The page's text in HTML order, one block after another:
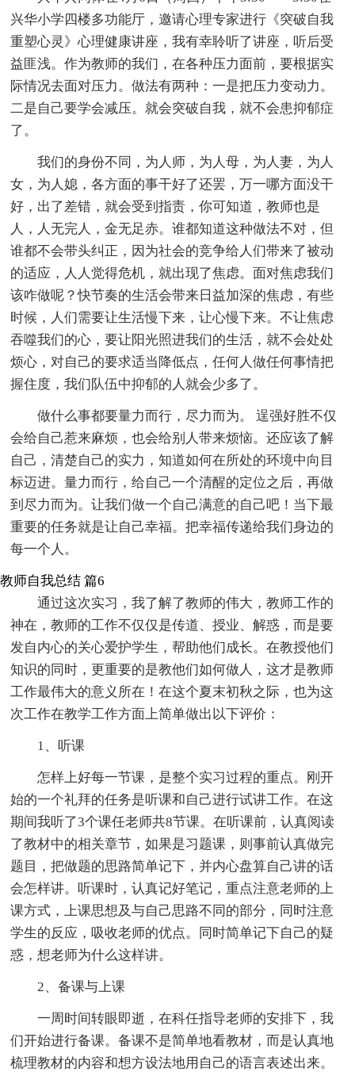
兴华小学四楼多功能厅，邀请心理专家进行《突破自我
重塑心灵》心理健康讲座，我有幸聆听了讲座，听后受
益匪浅。作为教师的我们，在各种压力面前，要根据实
际情况去面对压力。做法有两种：一是把压力变动力。
二是自己要学会减压。就会突破自我，就不会患抑郁症
了。
我们的身份不同，为人师，为人母，为人妻，为人
女，为人媳，各方面的事干好了还罢，万一哪方面没干
好，出了差错，就会受到指责，你可知道，教师也是
人，人无完人，金无足赤。谁都知道这种做法不对，但
谁都不会带头纠正，因为社会的竞争给人们带来了被动
的适应，人人觉得危机，就出现了焦虑。面对焦虑我们
该咋做呢？快节奏的生活会带来日益加深的焦虑，有些
时候，人们需要让生活慢下来，让心慢下来。不让焦虑
吞噬我们的心，要让阳光照进我们的生活，就不会处处
烦心，对自己的要求适当降低点，任何人做任何事情把
握住度，我们队伍中抑郁的人就会少多了。
做什么事都要量力而行，尽力而为。 逞强好胜不仅
会给自己惹来麻烦，也会给别人带来烦恼。还应该了解
自己，清楚自己的实力，知道如何在所处的环境中向目
标迈进。量力而行，给自己一个清醒的定位之后，再做
到尽力而为。让我们做一个自己满意的自己吧！当下最
重要的任务就是让自己幸福。把幸福传递给我们身边的
每一个人。
教师自我总结 篇6
通过这次实习，我了解了教师的伟大，教师工作的
神在，教师的工作不仅仅是传道、授业、解惑，而是要
发自内心的关心爱护学生，帮助他们成长。在教授他们
知识的同时，更重要的是教他们如何做人，这才是教师
工作最伟大的意义所在！在这个夏末初秋之际，也为这
次工作在教学工作方面上简单做出以下评价：
1、听课
怎样上好每一节课，是整个实习过程的重点。刚开
始的一个礼拜的任务是听课和自己进行试讲工作。在这
期间我听了3个课任老师共8节课。在听课前，认真阅读
了教材中的相关章节，如果是习题课，则事前认真做完
题目，把做题的思路简单记下，并内心盘算自己讲的话
会怎样讲。听课时，认真记好笔记，重点注意老师的上
课方式，上课思想及与自己思路不同的部分，同时注意
学生的反应，吸收老师的优点。同时简单记下自己的疑
惑，想老师为什么这样讲。
2、备课与上课
一周时间转眼即逝，在科任指导老师的安排下，我
们开始进行备课。备课不是简单地看教材，而是认真地
梳理教材的内容和想方设法地用自己的语言表述出来。